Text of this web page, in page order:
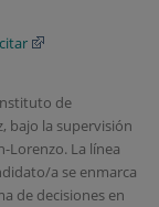
de
bajo la supervisión
Lorenzo. La línea
a se enmarca
de decisiones en